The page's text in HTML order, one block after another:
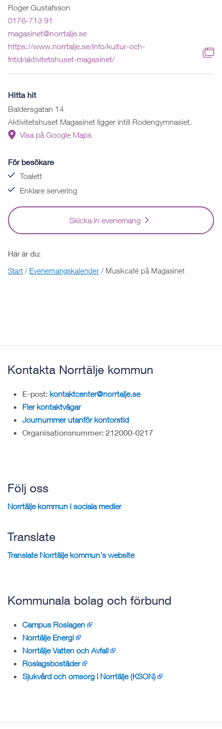
Roger Gustafsson
0176-713 91
magasinet@norrtalje.se
https://www.norrtalje.se/info/kultur-och-
fritid/aktivitetshuset-magasinet/
Hitta hit
Baldersgatan 14
Aktivitetshuset Magasinet ligger intill Rodengymnasiet.
Visa på Google Maps
För besökare
Toalett
Enklare servering
Skicka in evenemang
Här är du:
Start / Evenemangskalender / Musikcafé på Magasinet
Kontakta Norrtälje kommun
E-post: kontaktcenter@norrtalje.se
Fler kontaktvägar
Journummer utanför kontorstid
Organisationsnummer: 212000-0217
Följ oss
Norrtälje kommun i sociala medier
Translate
Translate Norrtälje kommun's website
Kommunala bolag och förbund
Campus Roslagen
Norrtälje Energi
Norrtälje Vatten och Avfall
Roslagsbostäder
Sjukvård och omsorg i Norrtälje (KSON)